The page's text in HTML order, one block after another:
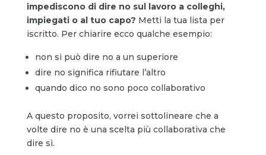
impediscono di dire no sul lavoro a colleghi,
impiegati o al tuo capo? Metti la tua lista per
iscritto. Per chiarire ecco qualche esempio:
non si può dire no a un superiore
dire no significa rifiutare l’altro
quando dico no sono poco collaborativo
A questo proposito, vorrei sottolineare che a
volte dire no è una scelta più collaborativa che
dire sì.